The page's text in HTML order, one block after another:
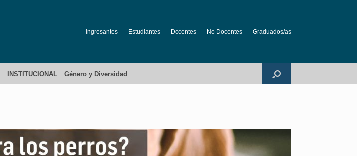
Ingresantes Estudiantes Docentes No Docentes Graduados/as
INSTITUCIONAL Género y Diversidad